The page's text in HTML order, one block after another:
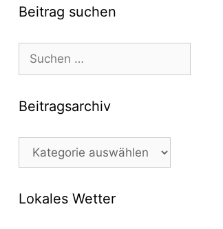
Beitrag suchen
Suchen
nach:
Beitragsarchiv
Beitragsarchiv
Lokales Wetter